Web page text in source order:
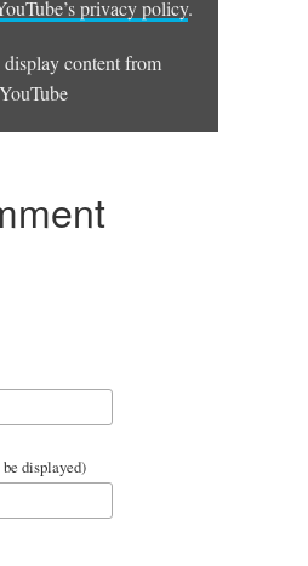
pri­vacy policy.
con­tent from
YouTube
displayed)